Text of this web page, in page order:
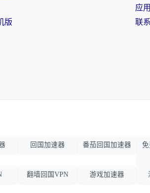
版
应
联
回国加速器 番茄回国加速器
翻墙回国VPN 游戏加速器